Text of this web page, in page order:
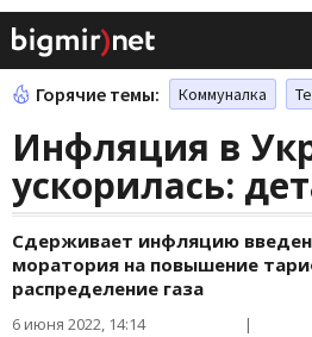
Горячие темы: Коммуналка
Инфляция в
ускорилась:
Сдерживает инфляцию
моратория на повышение
распределение газа
6 июня 2022, 14:14 |